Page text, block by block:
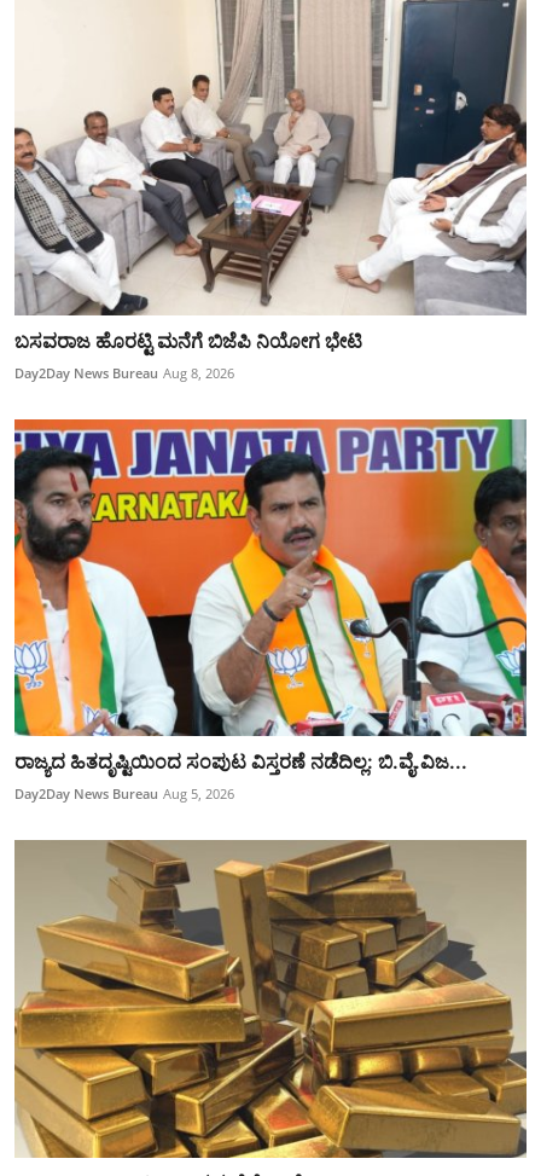
ಬಸವರಾಜ ಹೊರಟ್ಟಿ ಮನೆಗೆ ಬಿಜೆಪಿ ನಿಯೋಗ ಭೇಟಿ
Day2Day News Bureau Aug 8, 2026
ರಾಜ್ಯದ ಹಿತದೃಷ್ಟಿಯಿಂದ ಸಂಪುಟ ವಿಸ್ತರಣೆ ನಡೆದಿಲ್ಲ: ಬಿ.ವೈ.ವಿಜ...
Day2Day News Bureau Aug 5, 2026